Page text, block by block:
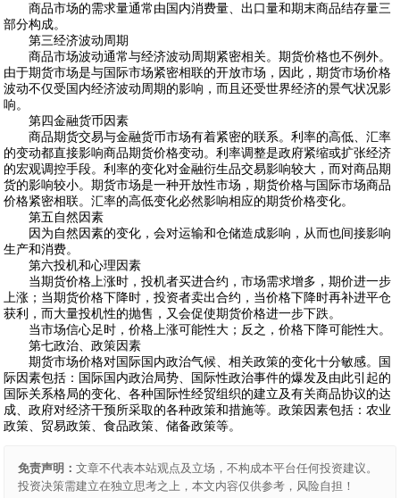
商品市场的需求量通常由国内消费量、出口量和期末商品结存量三
部分构成。
第三经济波动周期
商品市场波动通常与经济波动周期紧密相关。期货价格也不例外。
由于期货市场是与国际市场紧密相联的开放市场，因此，期货市场价格
波动不仅受国内经济波动周期的影响，而且还受世界经济的景气状况影
响。
第四金融货币因素
商品期货交易与金融货币市场有着紧密的联系。利率的高低、汇率
的变动都直接影响商品期货价格变动。利率调整是政府紧缩或扩张经济
的宏观调控手段。利率的变化对金融衍生品交易影响较大，而对商品期
货的影响较小。期货市场是一种开放性市场，期货价格与国际市场商品
价格紧密相联。汇率的高低变化必然影响相应的期货价格变化。
第五自然因素
因为自然因素的变化，会对运输和仓储造成影响，从而也间接影响
生产和消费。
第六投机和心理因素
当期货价格上涨时，投机者买进合约，市场需求增多，期价进一步
上涨；当期货价格下降时，投资者卖出合约，当价格下降时再补进平仓
获利，而大量投机性的抛售，又会促使期货价格进一步下跌。
当市场信心足时，价格上涨可能性大；反之，价格下降可能性大。
第七政治、政策因素
期货市场价格对国际国内政治气候、相关政策的变化十分敏感。国
际因素包括：国际国内政治局势、国际性政治事件的爆发及由此引起的
国际关系格局的变化、各种国际性经贸组织的建立及有关商品协议的达
成、政府对经济干预所采取的各种政策和措施等。政策因素包括：农业
政策、贸易政策、食品政策、储备政策等。
免责声明：文章不代表本站观点及立场，不构成本平台任何投资建议。
投资决策需建立在独立思考之上，本文内容仅供参考，风险自担！